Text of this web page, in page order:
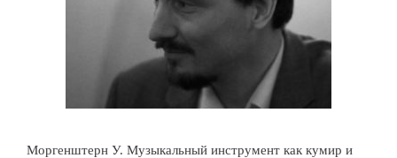
Моргенштерн У. Музыкальный инструмент как кумир и